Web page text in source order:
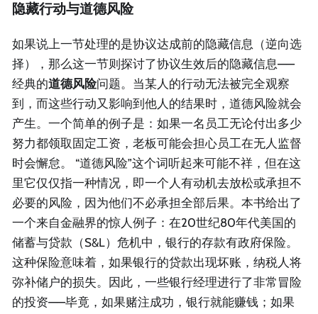
隐藏行动与道德风险
如果说上一节处理的是协议达成前的隐藏信息（逆向选
择），那么这一节则探讨了协议生效后的隐藏信息——
经典的道德风险问题。当某人的行动无法被完全观察
到，而这些行动又影响到他人的结果时，道德风险就会
产生。一个简单的例子是：如果一名员工无论付出多少
努力都领取固定工资，老板可能会担心员工在无人监督
时会懈怠。 “道德风险”这个词听起来可能不祥，但在这
里它仅仅指一种情况，即一个人有动机去放松或承担不
必要的风险，因为他们不必承担全部后果。本书给出了
一个来自金融界的惊人例子：在20世纪80年代美国的
储蓄与贷款（S&L）危机中，银行的存款有政府保险。
这种保险意味着，如果银行的贷款出现坏账，纳税人将
弥补储户的损失。因此，一些银行经理进行了非常冒险
的投资——毕竟，如果赌注成功，银行就能赚钱；如果